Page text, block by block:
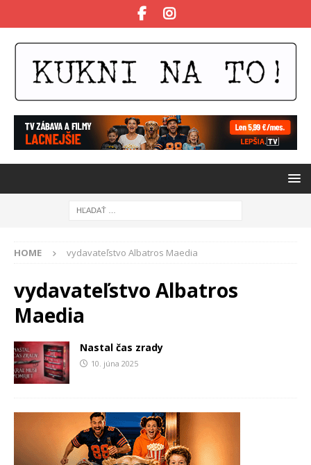
HOME vydavateľstvo Albatros Maedia
vydavateľstvo Albatros
Maedia
Nastal čas zrady
10. júna 2025